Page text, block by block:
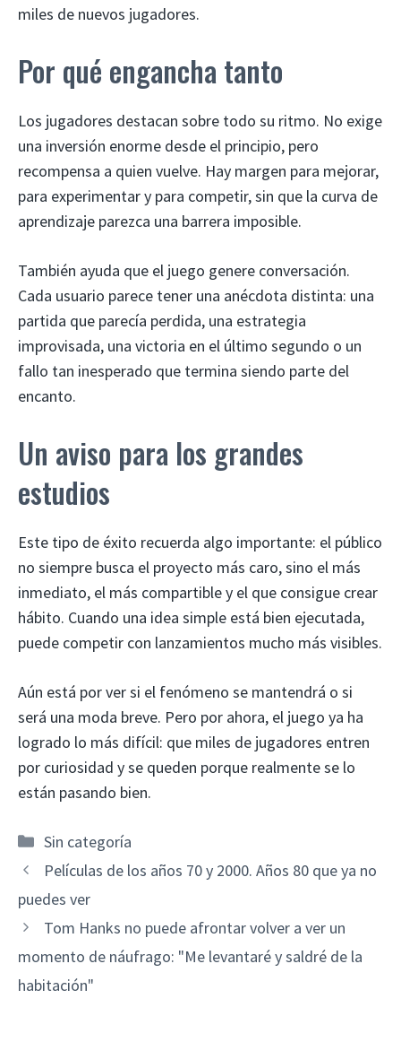
miles de nuevos jugadores.
Por qué engancha tanto
Los jugadores destacan sobre todo su ritmo. No exige
una inversión enorme desde el principio, pero
recompensa a quien vuelve. Hay margen para mejorar,
para experimentar y para competir, sin que la curva de
aprendizaje parezca una barrera imposible.
También ayuda que el juego genere conversación.
Cada usuario parece tener una anécdota distinta: una
partida que parecía perdida, una estrategia
improvisada, una victoria en el último segundo o un
fallo tan inesperado que termina siendo parte del
encanto.
Un aviso para los grandes
estudios
Este tipo de éxito recuerda algo importante: el público
no siempre busca el proyecto más caro, sino el más
inmediato, el más compartible y el que consigue crear
hábito. Cuando una idea simple está bien ejecutada,
puede competir con lanzamientos mucho más visibles.
Aún está por ver si el fenómeno se mantendrá o si
será una moda breve. Pero por ahora, el juego ya ha
logrado lo más difícil: que miles de jugadores entren
por curiosidad y se queden porque realmente se lo
están pasando bien.
Categorías
Sin categoría
Películas de los años 70 y 2000. Años 80 que ya no
puedes ver
Tom Hanks no puede afrontar volver a ver un
momento de náufrago: "Me levantaré y saldré de la
habitación"